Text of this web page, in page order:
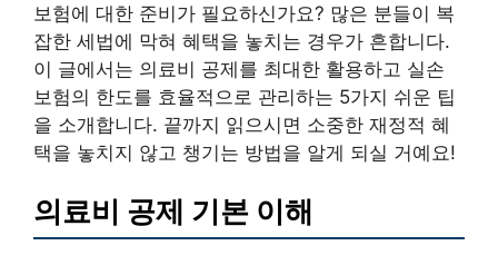
보험에 대한 준비가 필요하신가요? 많은 분들이 복
잡한 세법에 막혀 혜택을 놓치는 경우가 흔합니다.
이 글에서는 의료비 공제를 최대한 활용하고 실손
보험의 한도를 효율적으로 관리하는 5가지 쉬운 팁
을 소개합니다. 끝까지 읽으시면 소중한 재정적 혜
택을 놓치지 않고 챙기는 방법을 알게 되실 거예요!
의료비 공제 기본 이해